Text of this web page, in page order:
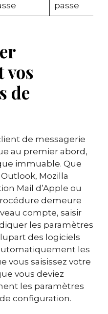
passe
vos
de
de messagerie
au premier abord,
immuable. Que
Mozilla
Mail d’Apple ou
demeure
compte, saisir
les paramètres
des logiciels
les
vous saisissez votre
vous deviez
les paramètres
configuration.